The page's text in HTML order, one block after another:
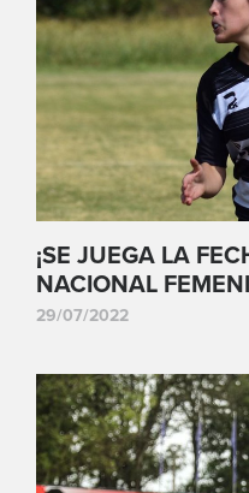
¡SE JUEGA LA
NACIONAL
29/07/2022